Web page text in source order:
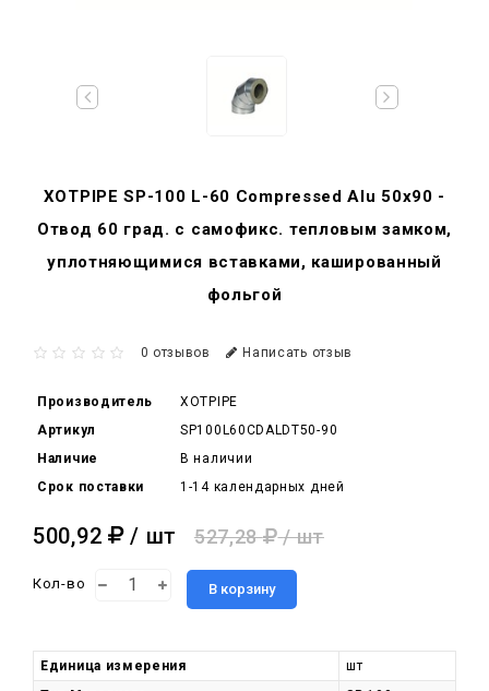
XOTPIPE SP-100 L-60 Compressed Alu 50x90 -
Отвод 60 град. c самофикс. тепловым замком,
уплотняющимися вставками, кашированный
фольгой
0 отзывов Написать отзыв
Производитель
XOTPIPE
Артикул
SP100L60CDALDT50-90
Наличие
В наличии
Срок поставки
1-14 календарных дней
500,92 / шт 527,28 / шт
Кол-во В корзину
Единица измерения
шт